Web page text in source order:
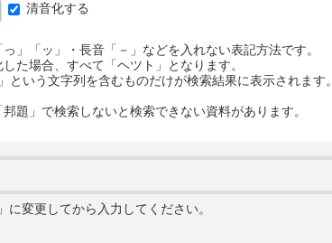
清音化する
」「ッ」・長音「－」などを入れない表記方法です。
た場合、すべて「ヘツト」となります。
いう文字列を含むものだけが検索結果に表示されます。
題」で検索しないと検索できない資料があります。
変更してから入力してください。